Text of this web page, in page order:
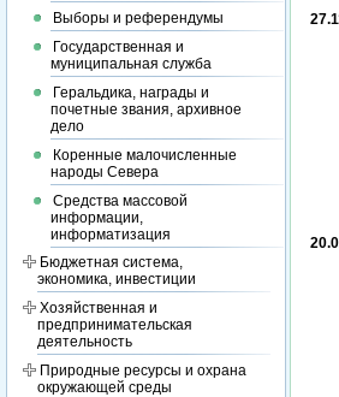
Выборы и референдумы
Государственная и
муниципальная служба
Геральдика, награды и
почетные звания, архивное
дело
Коренные малочисленные
народы Севера
Средства массовой
информации,
информатизация
Бюджетная система,
экономика, инвестиции
Хозяйственная и
предпринимательская
деятельность
Природные ресурсы и охрана
окружающей среды